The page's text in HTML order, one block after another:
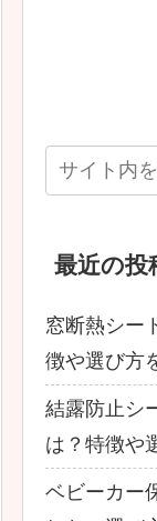
最近の投
窓断熱シー
徴や選び方
結露防止シ
は？特徴や
ベビーカー